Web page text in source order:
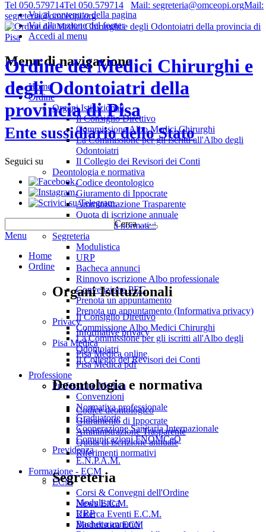
Vai al contenuto della pagina
Vai alla sezione del footer
Accedi al menu
Tel 050.579714Tel 050.579714 Mail: segreteria@omceopi.orgMail:
segreteria@omceopi.org
Ordine dei Medici Chirurghi e
degli Odontoiatri della
provincia di Pisa
Ente sussidiario dello Stato
Seguici su
.
.
.
Cerca …
Menu
Home
Ordine
Organi Istituzionali
Il Consiglio Direttivo
Commissione Albo Medici Chirurghi
La Commissione per gli iscritti all'Albo degli
Odontoiatri
Il Collegio dei Revisori dei Conti
Deontologia e normativa
Codice deontologico
Giuramento di Ippocrate
Amministrazione Trasparente
Quota di iscrizione annuale
Riferimenti normativi
Segreteria
Modulistica
URP
Bacheca annunci
Menu di navigazione
Home
Ordine
Organi Istituzionali
Il Consiglio Direttivo
Commissione Albo Medici Chirurghi
La Commissione per gli iscritti all'Albo degli
Odontoiatri
Il Collegio dei Revisori dei Conti
Deontologia e normativa
Codice deontologico
Giuramento di Ippocrate
Amministrazione Trasparente
Quota di iscrizione annuale
Riferimenti normativi
Segreteria
Modulistica
URP
Bacheca annunci
Rinnovo iscrizione Albo professionale
Convenzione PEC
Prenota un appuntamento
Prenota un appuntamento (Informativa privacy)
Privacy
Informative privacy
Pisa Medica
Pisa Medica online
Pisa Medica pdf
Professione
Professione Medica
Convenzioni
Normativa professionale
Graduatorie
Cooperazione Sanitaria Internazionale
Comunicazioni FNOMCeO
Previdenza
E.N.P.A.M.
Formazione - ECM
ECM
Corsi & Convegni dell'Ordine
News E.C.M.
Ricerca Eventi E.C.M.
Modulistica ECM